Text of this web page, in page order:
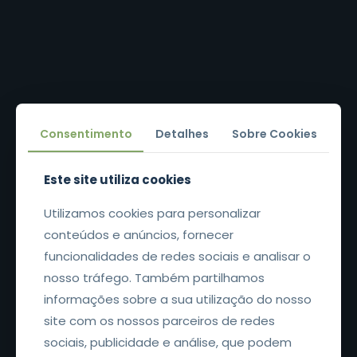
EARTH CONSULTERS
Forme-se hoje.
Destaque-se amanhã.
Descubra os nossos cursos de línguas
Discover our language courses
Découvrez nos cours de langues
Descubra nuestros cursos de idiomas
Consentimento Detalhes Sobre Cookies
Este site utiliza cookies
Utilizamos cookies para personalizar
conteúdos e anúncios, fornecer
funcionalidades de redes sociais e analisar o
nosso tráfego. Também partilhamos
informações sobre a sua utilização do nosso
site com os nossos parceiros de redes
sociais, publicidade e análise, que podem